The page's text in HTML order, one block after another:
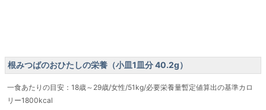
根みつばのおひたしの栄養（小皿1皿分 40.2g）
一食あたりの目安：18歳～29歳/女性/51kg/必要栄養量暫定値算出の基準カロ
リー1800kcal